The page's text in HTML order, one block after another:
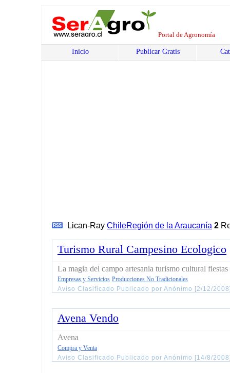
Portal de Agronomía
Inicio Publicar Gratis
Lican-Ray ChileRegión de la Araucanía 2
Turismo Rural Campesino Ecologico
La magia del campo artesania turismo cultural fiestas
Empresas y Servicios Producciones No Tradicionales
Aviso Clasificado Publicado por Anónimo [2/12/
Avena Vendo
Avena
Compra y Venta
Aviso Clasificado Publicado por Anónimo [14/8/